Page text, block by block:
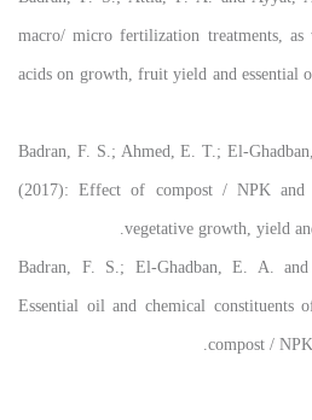
macro/ micro fertilization treatments,
acids on growth, fruit yield and essential
Badran, F. S.; Ahmed, E. T.; El-
(2017): Effect of compost / NPK and
vegetative growth, yield
Badran, F. S.; El-Ghadban, E. A.
Essential oil and chemical constituents
compost /